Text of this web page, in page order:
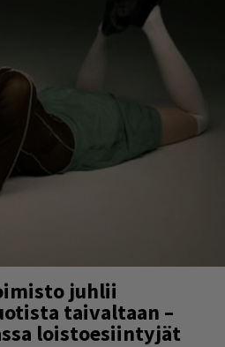
juhlii
taivaltaan –
loistoesiintyjät